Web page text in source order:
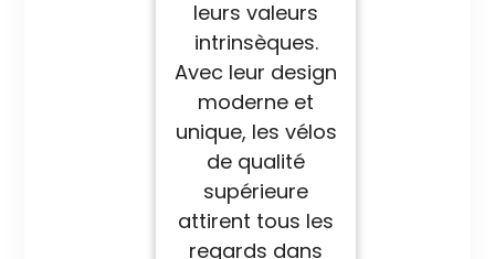
leurs valeurs
intrinsèques.
Avec leur design
moderne et
unique, les vélos
de qualité
supérieure
attirent tous les
regards dans